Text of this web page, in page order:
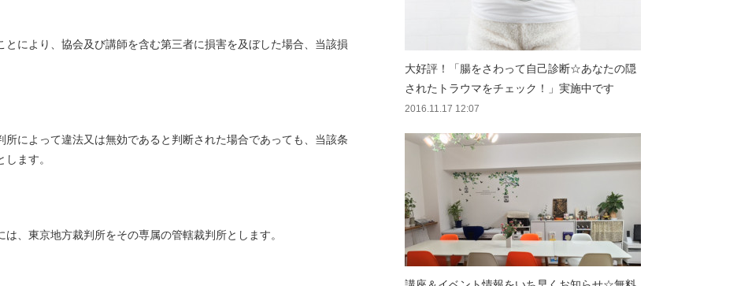
により、協会及び講師を含む第三者に損害を及ぼした場合、当該損
によって違法又は無効であると判断された場合であっても、当該条
ます。
、東京地方裁判所をその専属の管轄裁判所とします。
大好評！「腸をさわって自己診断☆あなたの隠
されたトラウマをチェック！」実施中です
2016.11.17 12:07